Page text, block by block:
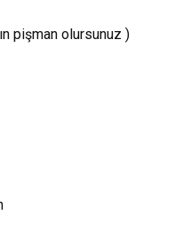
pişman olursunuz )